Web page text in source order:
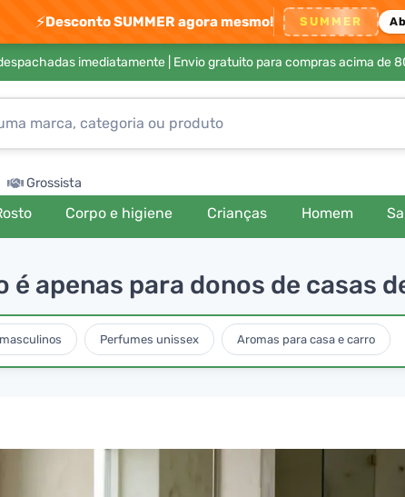
⚡Desconto SUMMER agora mesmo! SUMMER
imediatamente | Envio gratuito para compras acima de
Grossista
Corpo e higiene Crianças Homem
é apenas para donos de casas
Perfumes unissex Aromas para casa e carro